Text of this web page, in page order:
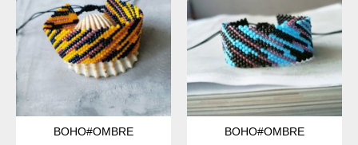
BOHO#OMBRE
BOHO#OMBRE